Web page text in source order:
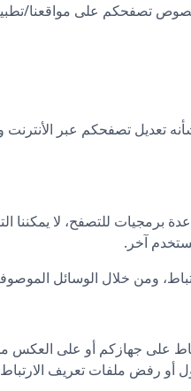
تصفحكم على مواقعنا/
تعديل تصفحكم عبر
للتصفح، لا يمكننا
آخر.
ومن خلال الوسائل
على جهازكم أو على العكس من
أو رفض ملفات تعريف